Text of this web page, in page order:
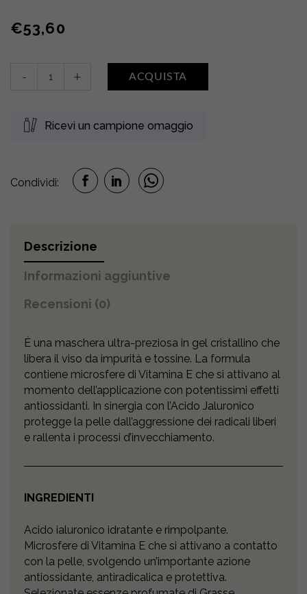
€53,60
- + ACQUISTA
Ricevi un campione omaggio
Condividi:
Descrizione
Informazioni aggiuntive
Recensioni (0)
È una maschera ultra-preziosa in gel cristallino che
libera il viso da impurità e tossine. La formula
contiene microsfere di Vitamina E che si attivano al
momento dell’applicazione con potentissimi effetti
antiossidanti. In sinergia con l’Acido Jaluronico
protegge la pelle dall’aggressione dei radicali liberi
e rallenta i processi d’invecchiamento.
INGREDIENTI
Acido ialuronico idratante e rimpolpante.
Microsfere di Vitamina E che si attivano a contatto
con la pelle, svolgendo un’importante azione
antiossidante, antiradicalica e protettiva.